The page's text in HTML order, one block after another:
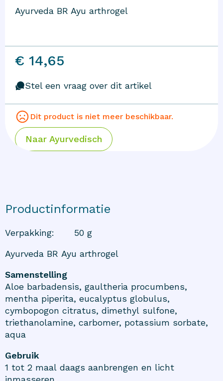
Ayurveda BR Ayu arthrogel
€ 14,65
Stel een vraag over dit artikel
Dit product is niet meer beschikbaar.
Naar Ayurvedisch
Productinformatie
Verpakking:
50 g
Ayurveda BR Ayu arthrogel
Samenstelling
Aloe barbadensis, gaultheria procumbens,
mentha piperita, eucalyptus globulus,
cymbopogon citratus, dimethyl sulfone,
triethanolamine, carbomer, potassium sorbate,
aqua
Gebruik
1 tot 2 maal daags aanbrengen en licht